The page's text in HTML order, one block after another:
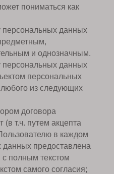
пониматься как
персональных данных
и однозначным.
персональных данных
персональных
из следующих
договора
(в т.ч. путем акцепта
в каждом
предоставлена
с полным текстом
самого согласия;